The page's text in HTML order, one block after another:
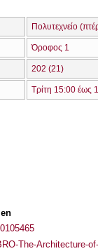
Πολυτεχνείο
Όροφος 1
202 (21)
Τρίτη 15:00 έως
The-Architecture-